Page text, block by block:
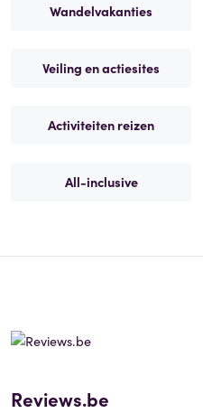
Wandelvakanties
Veiling en actiesites
Activiteiten reizen
All-inclusive
Reviews.be